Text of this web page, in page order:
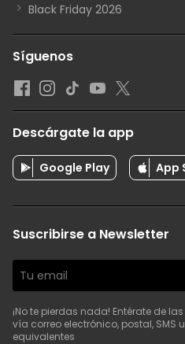
Black Friday 2026
Síguenos
Descárgate la app
Google Play App
Suscribirse a Newsletter
¡No te pierdas nada! Entérate de
vía correo electrónico, postal, SMS
equivalentes